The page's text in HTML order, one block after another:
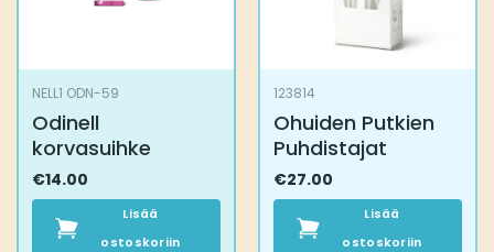
NELL1 ODN-59
Odinell
korvasuihke
€14.00
Lisää
ostoskoriin
123814
Ohuiden Putkien
Puhdistajat
€27.00
Lisää
ostoskoriin